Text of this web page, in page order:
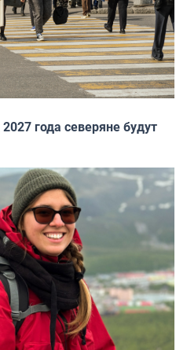
года северяне будут